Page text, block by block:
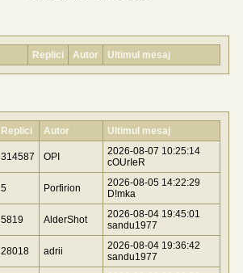
Replici Autor Ultimul mesaj
Replici Autor Ultimul mesaj
314587 OPI
2026-08-07 10:25:14
cOUrIeR
5 Porfirion
2026-08-05 14:22:29
D!mka
5819 AlderShot
2026-08-04 19:45:01
sandu1977
28018 adrii
2026-08-04 19:36:42
sandu1977